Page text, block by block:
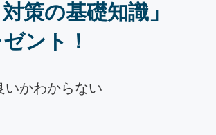
策の基礎知識」
ント！
いかわからない